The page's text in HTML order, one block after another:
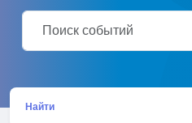
Найти